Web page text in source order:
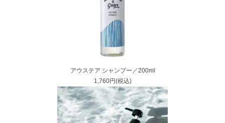
アウステア シャンプー／200ml
1,760円(税込)